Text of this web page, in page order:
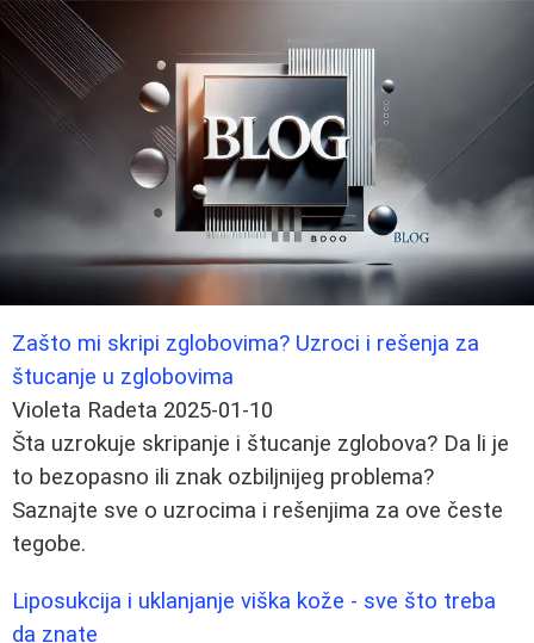
Zašto mi skripi zglobovima? Uzroci i rešenja za
štucanje u zglobovima
Violeta Radeta 2025-01-10
Šta uzrokuje skripanje i štucanje zglobova? Da li je
to bezopasno ili znak ozbiljnijeg problema?
Saznajte sve o uzrocima i rešenjima za ove česte
tegobe.
Liposukcija i uklanjanje viška kože - sve što treba
da znate